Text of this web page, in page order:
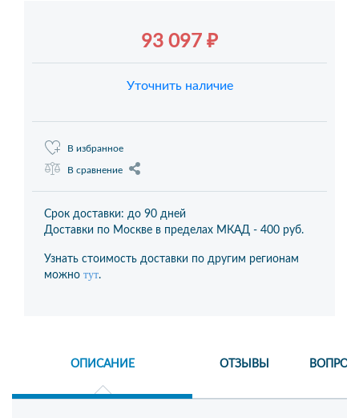
93 097 ₽
Уточнить наличие
В избранное
В сравнение
Срок доставки: до 90 дней
Доставки по Москве в пределах МКАД - 400 руб.
Узнать стоимость доставки по другим регионам
можно тут.
ОПИСАНИЕ ОТЗЫВЫ